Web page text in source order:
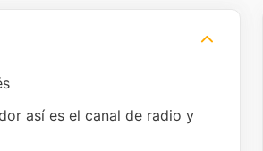
así es el canal de radio y